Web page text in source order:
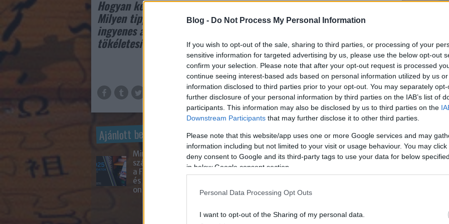
Blog - Do Not Process My Personal Information
If you wish to opt-out of the sale, sharing to third parties, or processing of your
sensitive information for targeted advertising by us, please use the below opt-out
confirm your selection. Please note that after your opt-out request is processed
continue seeing interest-based ads based on personal information utilized by us
information disclosed to third parties prior to your opt-out. You may separately
further disclosure of your personal information by third parties on the IAB’s list of
participants. This information may also be disclosed by us to third parties on the
Downstream Participants that may further disclose it to other third parties.
Please note that this website/app uses one or more Google services and may
information including but not limited to your visit or usage behaviour. You may
deny consent to Google and its third-party tags to use your data for below
in below Google consent section.
Personal Data Processing Opt Outs
I want to opt-out of the Sharing of my personal data.
Hogyan készíts tartalmakat telefonoddal? Mire kell figyelni?
Milyen tippjeink vannak fényképek és videók készítéséhez? Milyen
ingyenes alkalmazásokat ajánlunk a szerkesztéshez,
tökéletesítéshez? Cikkünk folytatásában kiderül!
SZÓLJ HOZZÁ
Ajánlott bejegyzések:
Mire
számíthatunk
a Facebook-on
és Instagram-
on 2025-ben?
Az AI lesz az új
közösségi
média
A közösségi
média mondja